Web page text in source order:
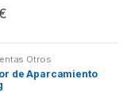
Otros
de Aparcamiento